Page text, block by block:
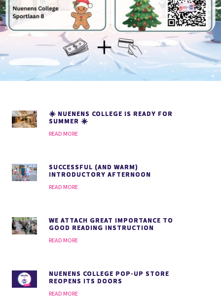
☀️ NUENENS COLLEGE IS READY FOR
SUMMER ☀️
READ MORE
SUCCESSFUL (AND WARM)
INTRODUCTORY AFTERNOON
READ MORE
WE ATTACH GREAT IMPORTANCE TO
GOOD READING INSTRUCTION
READ MORE
NUENENS COLLEGE POP-UP STORE
REOPENS ITS DOORS
READ MORE